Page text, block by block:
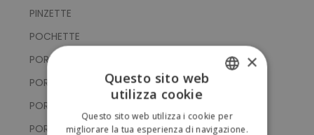
PINZETTE
POCHETTE
PORTA CARTE DI CREDITO
PORTA CELLULARE
PORTACHIAVI CON GETTONE
PORTACHIAVI CON PUNTATORE TOUCHENGLISH
×
Questo sito web
utilizza cookie
Questo sito web utilizza i cookie per
migliorare la tua esperienza di navigazione.